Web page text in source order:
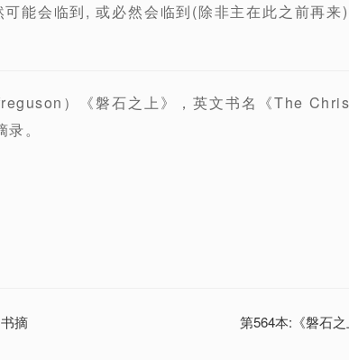
能会临到, 或必然会临到(除非主在此之前再来
）《磐石之上》，英文书名《The
。
摘 第564本:《磐石